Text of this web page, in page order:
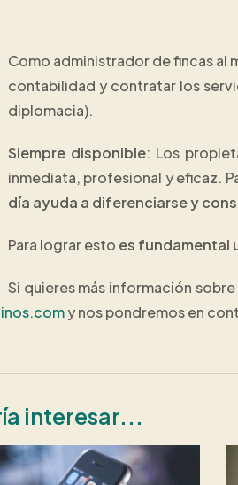
Como administrador de fincas al
contabilidad y contratar los
diplomacia).
Siempre disponible: Los
inmediata, profesional y eficaz.
día ayuda a diferenciarse y
Para lograr esto es fundamental
Si quieres más información
y nos pondremos en
interesar...